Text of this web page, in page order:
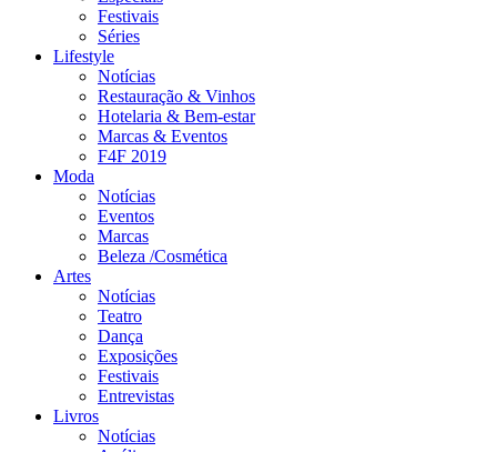
Festivais
Séries
Lifestyle
Notícias
Restauração & Vinhos
Hotelaria & Bem-estar
Marcas & Eventos
F4F 2019
Moda
Notícias
Eventos
Marcas
Beleza /Cosmética
Artes
Notícias
Teatro
Dança
Exposições
Festivais
Entrevistas
Livros
Notícias